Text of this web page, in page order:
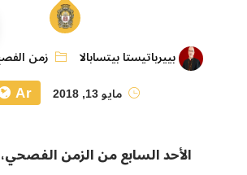
بييرباتيستا بيتسابالا زمن
مايو 13, 2018
Ar
الأحد السابع من الزمن